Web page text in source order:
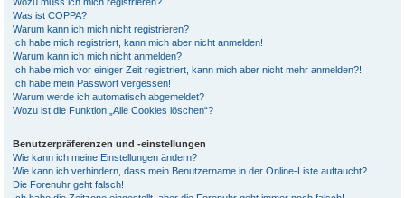
Was ist COPPA?
Warum kann ich mich nicht registrieren?
Ich habe mich registriert, kann mich aber nicht anmelden!
Warum kann ich mich nicht anmelden?
Ich habe mich vor einiger Zeit registriert, kann mich aber nicht mehr anmelden?!
Ich habe mein Passwort vergessen!
Warum werde ich automatisch abgemeldet?
Wozu ist die Funktion „Alle Cookies löschen“?
Benutzerpräferenzen und -einstellungen
Wie kann ich meine Einstellungen ändern?
Wie kann ich verhindern, dass mein Benutzername in der Online-Liste auftaucht?
Die Forenuhr geht falsch!